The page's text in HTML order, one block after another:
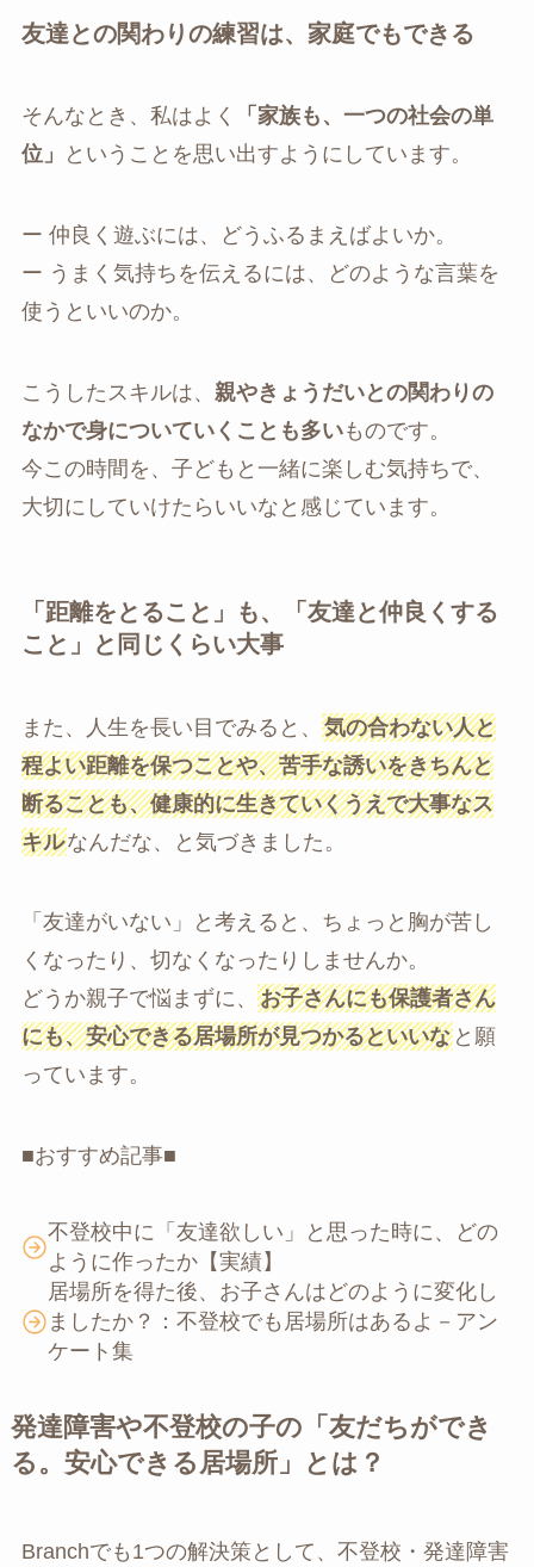
友達との関わりの練習は、家庭でもできる
そんなとき、私はよく
「家族も、一つの社会の単
位」
ということを思い出すようにしています。
ー 仲良く遊ぶには、どうふるまえばよいか。
ー うまく気持ちを伝えるには、どのような言葉を
使うといいのか。
こうしたスキルは、 親やきょうだいとの関わりの
なかで身についていくことも多いものです。
今この時間を、子どもと一緒に楽しむ気持ちで、
大切にしていけたらいいなと感じています。
「距離をとること」も、「友達と仲良くする
こと」と同じくらい大事
また、人生を長い目でみると、 気の合わない人と
程よい距離を保つことや、苦手な誘いをきちんと
断ることも、健康的に生きていくうえで大事なス
キルなんだな、と気づきました。
「友達がいない」と考えると、ちょっと胸が苦し
くなったり、切なくなったりしませんか。
どうか親子で悩まずに、 お子さんにも保護者さん
にも、安心できる居場所が見つかるといいなと願
っています。
■おすすめ記事■
不登校中に「友達欲しい」と思った時に、どの
ように作ったか【実績】
居場所を得た後、お子さんはどのように変化し
ましたか？：不登校でも居場所はあるよ－アン
ケート集
発達障害や不登校の子の「友だちができ
る。安心できる居場所」とは？
Branchでも1つの解決策として、不登校・発達障害